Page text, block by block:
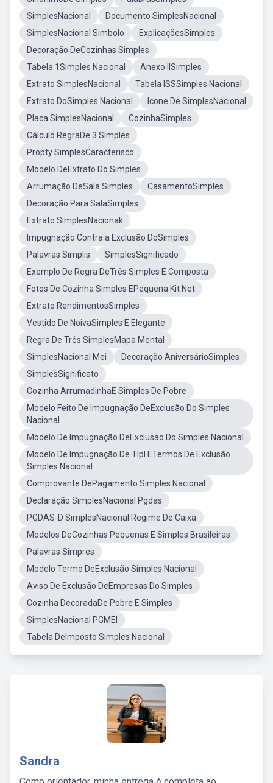
SimplesNacional
Documento SimplesNacional
SimplesNacional Simbolo
ExplicaçõesSimples
Decoração DeCozinhas Simples
Tabela 1Simples Nacional
Anexo IISimples
Extrato SimplesNacional
Tabela ISSSimples Nacional
Extrato DoSimples Nacional
Icone De SimplesNacional
Placa SimplesNacional
CozinhaSimples
Cálculo RegraDe 3 Simples
Propty SimplesCaracterisco
Modelo DeExtrato Do Simples
Arrumação DeSala Simples
CasamentoSimples
Decoração Para SalaSimples
Extrato SimplesNacionak
Impugnação Contra a Exclusão DoSimples
Palavras Simplis
SimplesSignificado
Exemplo De Regra DeTrês Simples E Composta
Fotos De Cozinha Simples EPequena Kit Net
Extrato RendimentosSimples
Vestido De NoivaSimples E Elegante
Regra De Três SimplesMapa Mental
SimplesNacional Mei
Decoração AniversárioSimples
SimplesSignificato
Cozinha ArrumadinhaE Simples De Pobre
Modelo Feito De Impugnação DeExclusão Do Simples
Nacional
Modelo De Impugnação DeExclusao Do Simples Nacional
Modelo De Impugnação De Tlpl ETermos De Exclusão
Simples Nacional
Comprovante DePagamento Simples Nacional
Declaração SimplesNacional Pgdas
PGDAS-D SimplesNacional Regime De Caixa
Modelos DeCozinhas Pequenas E Simples Brasileiras
Palavras Simpres
Modelo Termo DeExclusão Simples Nacional
Aviso De Exclusão DeEmpresas Do Simples
Cozinha DecoradaDe Pobre E Simples
SimplesNacional PGMEI
Tabela DeImposto Simples Nacional
Sandra